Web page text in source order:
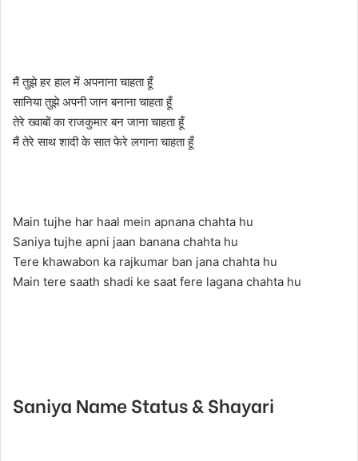
मैं तुझे हर हाल में अपनाना चाहता हूँ
सानिया तुझे अपनी जान बनाना चाहता हूँ
तेरे ख्वाबों का राजकुमार बन जाना चाहता हूँ
मैं तेरे साथ शादी के सात फेरे लगाना चाहता हूँ
Main tujhe har haal mein apnana chahta hu
Saniya tujhe apni jaan banana chahta hu
Tere khawabon ka rajkumar ban jana chahta hu
Main tere saath shadi ke saat fere lagana chahta hu
Saniya Name Status & Shayari